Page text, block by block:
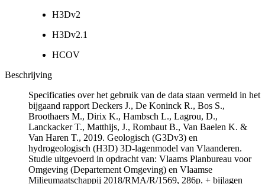
H3Dv2
H3Dv2.1
HCOV
Beschrijving
Specificaties over het gebruik van de data staan vermeld in het
bijgaand rapport Deckers J., De Koninck R., Bos S.,
Broothaers M., Dirix K., Hambsch L., Lagrou, D.,
Lanckacker T., Matthijs, J., Rombaut B., Van Baelen K. &
Van Haren T., 2019. Geologisch (G3Dv3) en
hydrogeologisch (H3D) 3D-lagenmodel van Vlaanderen.
Studie uitgevoerd in opdracht van: Vlaams Planbureau voor
Omgeving (Departement Omgeving) en Vlaamse
Milieumaatschappij 2018/RMA/R/1569, 286p. + bijlagen